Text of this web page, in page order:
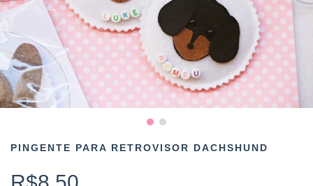
PINGENTE PARA RETROVISOR DACHSHUND